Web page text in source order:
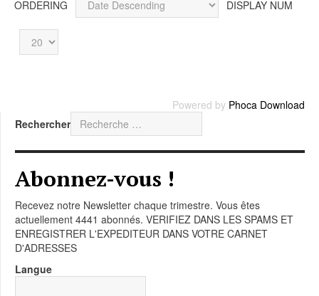
ORDERING DISPLAY NUM
Powered by Phoca Download
Rechercher
Abonnez-vous !
Recevez notre Newsletter chaque trimestre. Vous êtes
actuellement 4441 abonnés. VERIFIEZ DANS LES SPAMS ET
ENREGISTRER L'EXPEDITEUR DANS VOTRE CARNET
D'ADRESSES
Langue